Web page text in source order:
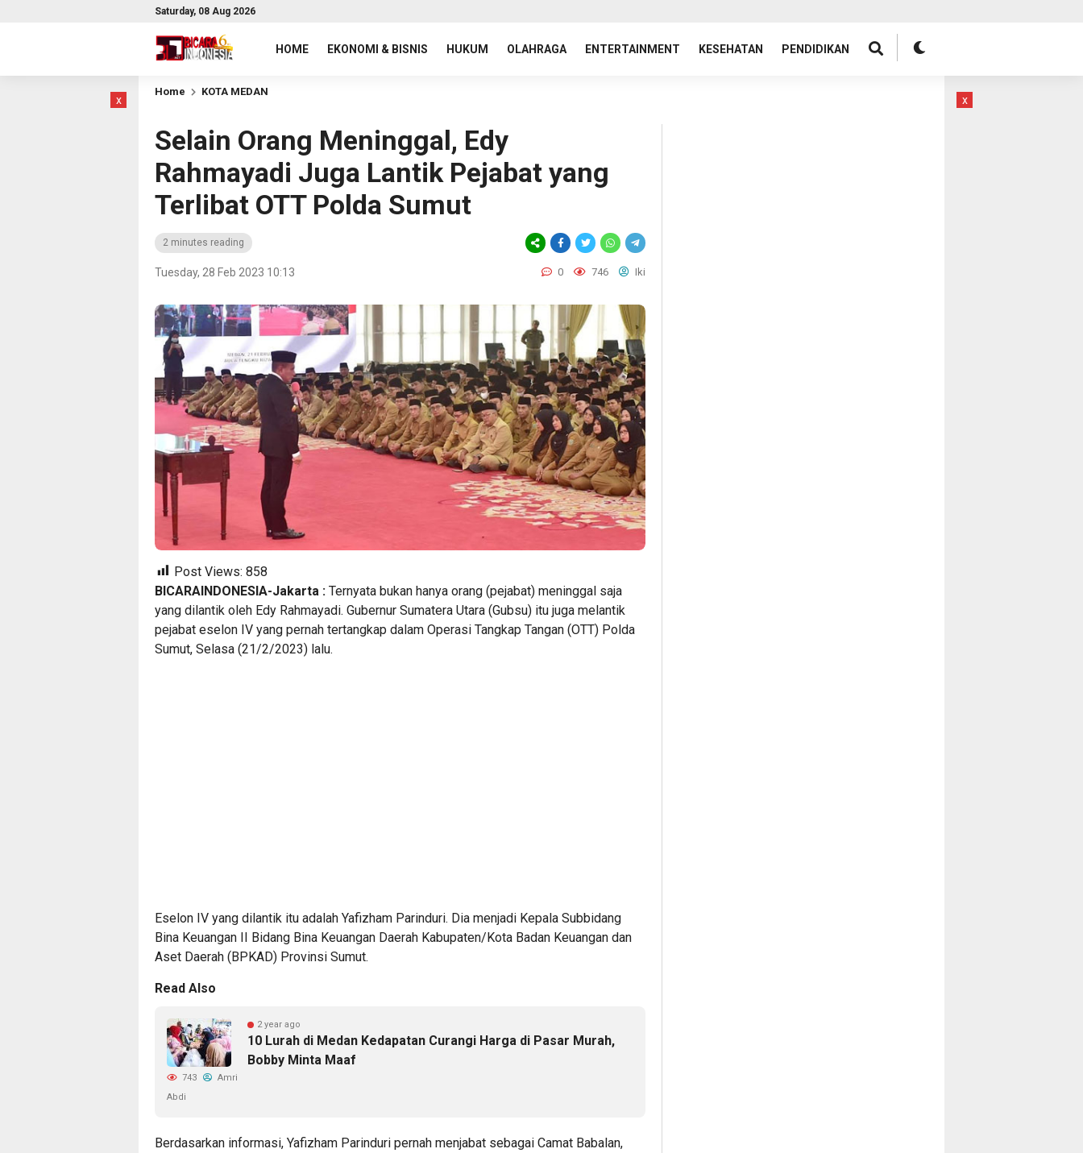
Saturday, 08 Aug 2026
HOME EKONOMI & BISNIS HUKUM OLAHRAGA ENTERTAINMENT KESEHATAN PENDIDIKAN
x
Home KOTA MEDAN
Selain Orang Meninggal, Edy
Rahmayadi Juga Lantik Pejabat yang
Terlibat OTT Polda Sumut
2 minutes reading
Tuesday, 28 Feb 2023 10:13 0 746 Iki
Post Views: 858
BICARAINDONESIA-Jakarta : Ternyata bukan hanya orang (pejabat) meninggal saja
yang dilantik oleh Edy Rahmayadi. Gubernur Sumatera Utara (Gubsu) itu juga melantik
pejabat eselon IV yang pernah tertangkap dalam Operasi Tangkap Tangan (OTT) Polda
Sumut, Selasa (21/2/2023) lalu.
Eselon IV yang dilantik itu adalah Yafizham Parinduri. Dia menjadi Kepala Subbidang
Bina Keuangan II Bidang Bina Keuangan Daerah Kabupaten/Kota Badan Keuangan dan
Aset Daerah (BPKAD) Provinsi Sumut.
Read Also
2 year ago
10 Lurah di Medan Kedapatan Curangi Harga di Pasar Murah,
Bobby Minta Maaf
743
Amri
Abdi
Berdasarkan informasi, Yafizham Parinduri pernah menjabat sebagai Camat Babalan,
x